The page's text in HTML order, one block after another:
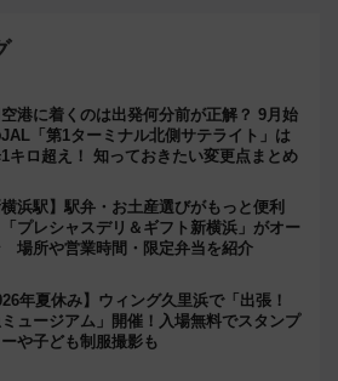
港に着くのは出発何分前が正解？ 9月始
「第1ターミナル北側サテライト」は
キロ超え！ 知っておきたい変更点まとめ
横浜駅】駅弁・お土産選びがもっと便利
プレシャスデリ＆ギフト新横浜」がオー
場所や営業時間・限定弁当を紹介
年夏休み】ウィング久里浜で「出張！
ュージアム」開催！入場無料でスタンプ
や子ども制服撮影も